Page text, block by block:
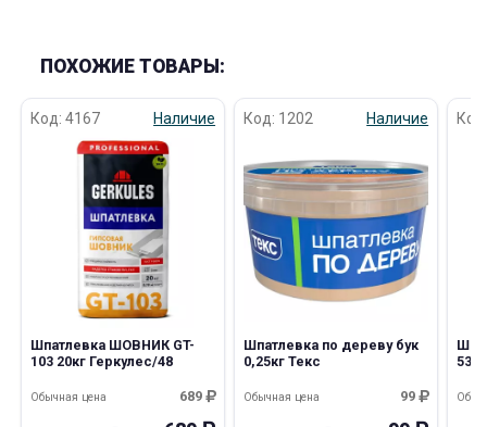
ПОХОЖИЕ ТОВАРЫ:
Код: 4167 Наличие
Шпатлевка ШОВНИК GT-
103 20кг Геркулес/48
689
Обычная цена
Код: 1202 Наличие
Шпатлевка по дереву бук
0,25кг Текс
99
Обычная цена
53